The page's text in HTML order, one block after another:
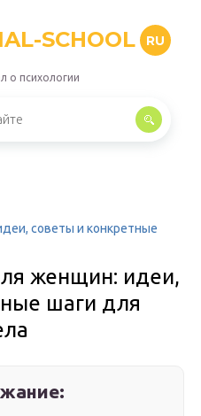
SCHOOL RU
о психологии
советы и конкретные
женщин: идеи,
шаги для